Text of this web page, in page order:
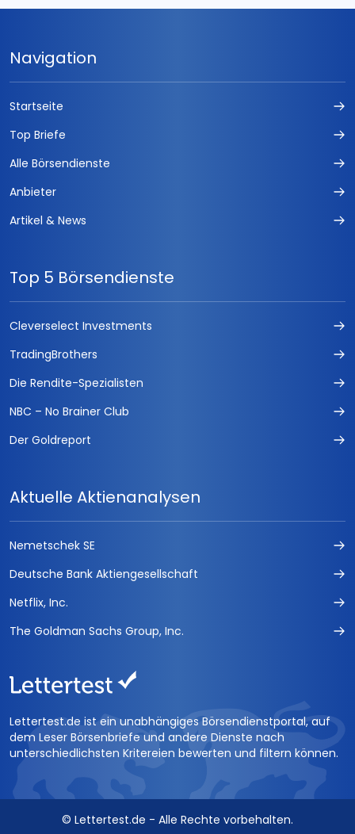
Navigation
Startseite
Top Briefe
Alle Börsendienste
Anbieter
Artikel & News
Top 5 Börsendienste
Cleverselect Investments
TradingBrothers
Die Rendite-Spezialisten
NBC – No Brainer Club
Der Goldreport
Aktuelle Aktienanalysen
Nemetschek SE
Deutsche Bank Aktiengesellschaft
Netflix, Inc.
The Goldman Sachs Group, Inc.
Lettertest.de ist ein unabhängiges Börsendienstportal, auf
dem Leser Börsenbriefe und andere Dienste nach
unterschiedlichsten Kritereien bewerten und filtern können.
© Lettertest.de - Alle Rechte vorbehalten.